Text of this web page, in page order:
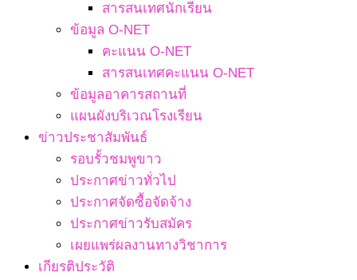
สารสนเทศนักเรียน
ข้อมูล O-NET
คะแนน O-NET
สารสนเทศคะแนน O-NET
ข้อมูลอาคารสถานที่
แผนผังบริเวณโรงเรียน
ข่าวประชาสัมพันธ์
รอบรั้วชมพูขาว
ประกาศข่าวทั่วไป
ประกาศจัดซื้อจัดจ้าง
ประกาศข่าวรับสมัคร
เผยแพร่ผลงานทางวิชาการ
เกียรติประวัติ